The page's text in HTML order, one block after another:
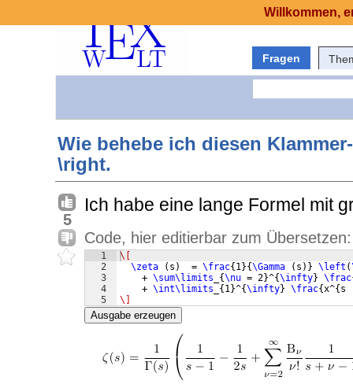
Fragen
Wie behebe ich diesen
\right.
5
Ich habe eine lange Formel mit
Code, hier editierbar zum Übersetzen:
1
2
3
4
5
\[
\zeta
( s )
  =
\frac{ 1}{\Gamma ( s )} \left (
    +
\sum\limits {\nu = 2}^{\infty} \frac
    +
\int\limits { 1}^{\infty} \frac{x^{ s
\]
Ausgabe erzeugen
Willkommen,